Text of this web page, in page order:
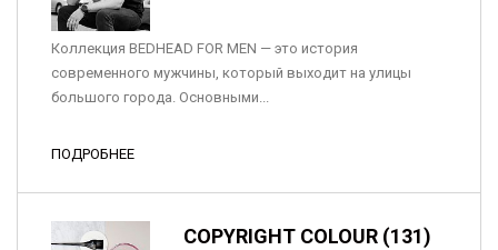
Коллекция BEDHEAD FOR MEN — это история
современного мужчины, который выходит на улицы
большого города. Основными...
ПОДРОБНЕЕ
COPYRIGHT COLOUR (131)